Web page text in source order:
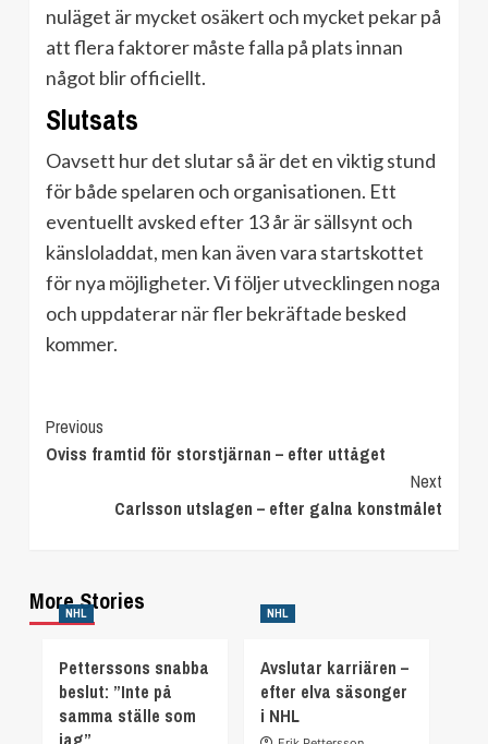
nuläget är mycket osäkert och mycket pekar på
att flera faktorer måste falla på plats innan
något blir officiellt.
Slutsats
Oavsett hur det slutar så är det en viktig stund
för både spelaren och organisationen. Ett
eventuellt avsked efter 13 år är sällsynt och
känsloladdat, men kan även vara startskottet
för nya möjligheter. Vi följer utvecklingen noga
och uppdaterar när fler bekräftade besked
kommer.
Continue
Reading
Previous
Oviss framtid för storstjärnan – efter uttåget
Next
Carlsson utslagen – efter galna konstmålet
More Stories
NHL
Petterssons snabba
beslut: ”Inte på
samma ställe som
NHL
Avslutar karriären –
efter elva säsonger
i NHL